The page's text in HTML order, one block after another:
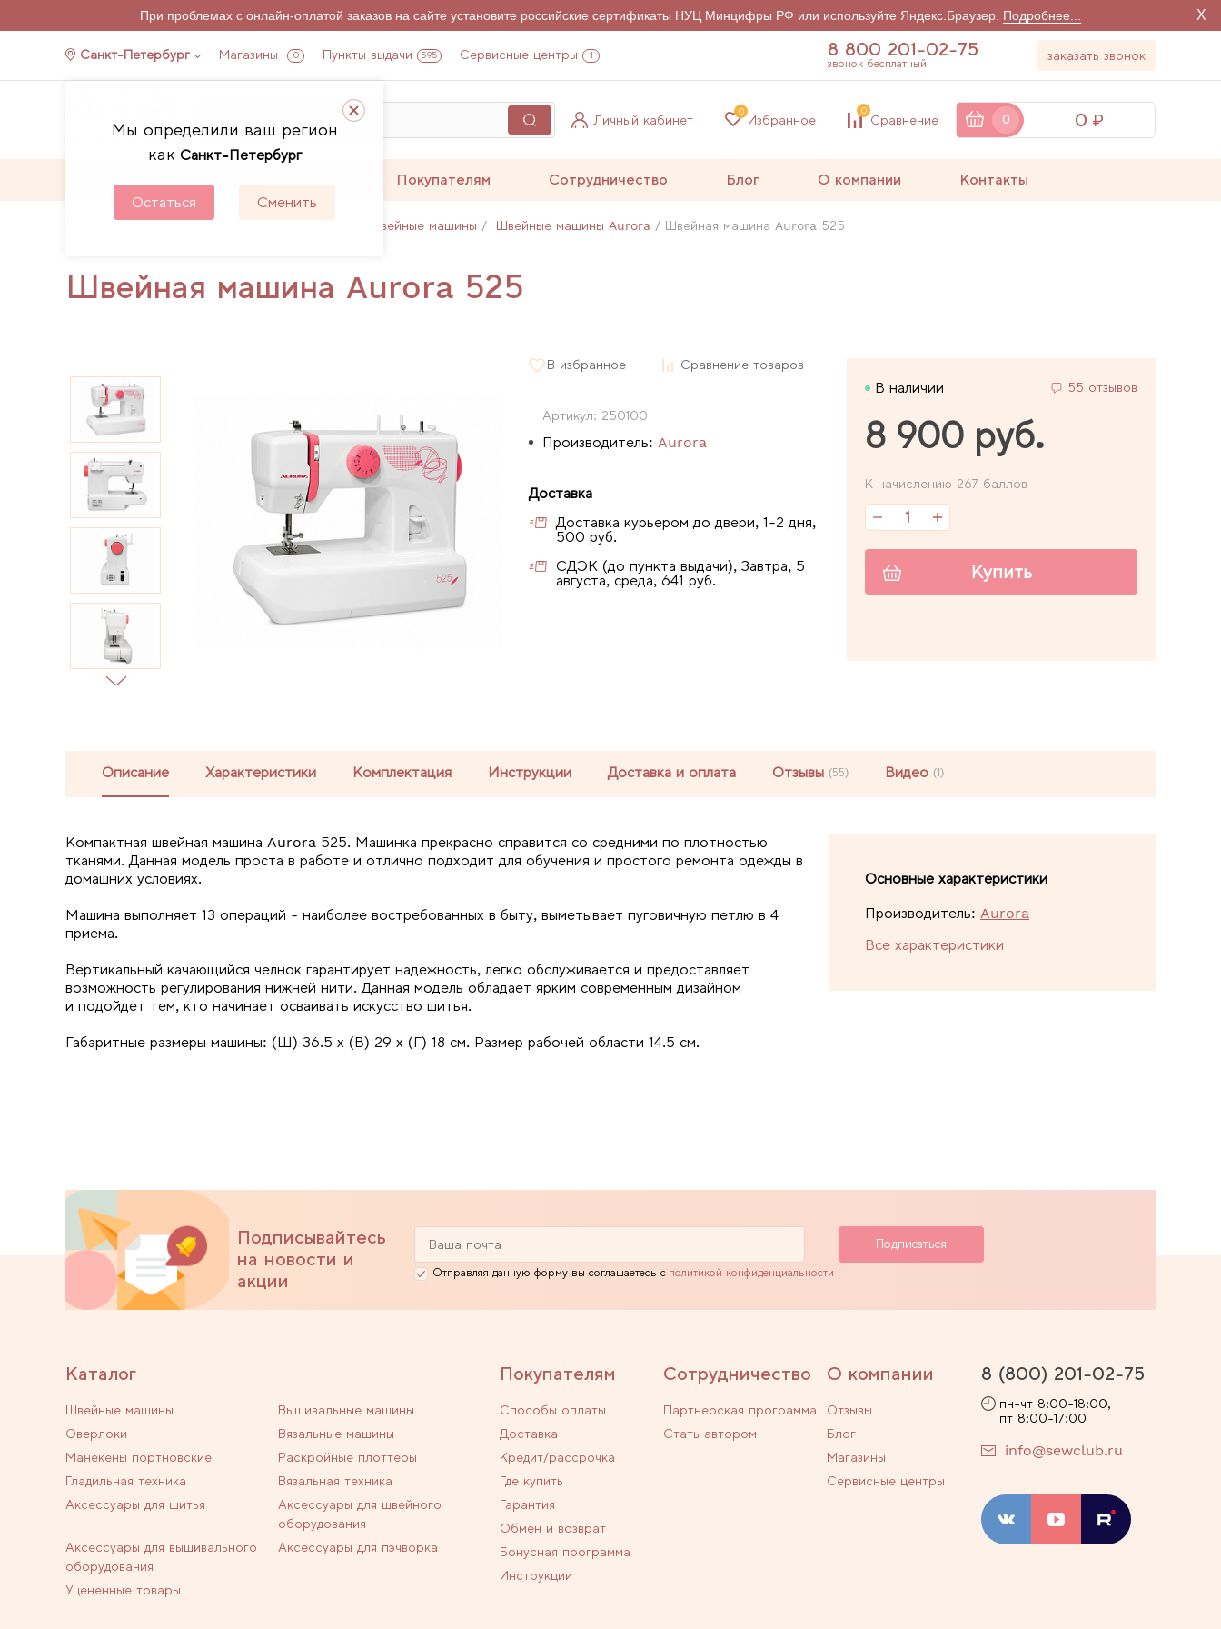
При проблемах с онлайн-оплатой заказов на сайте установите российские сертификаты НУЦ Минцифры РФ или используйте Яндекс.Браузер. Подробнее... X
Санкт-Петербург Магазины 0 Пункты выдачи 595 Сервисные центры 1
Мы определили ваш регион
как Санкт-Петербург
Остаться Сменить
8 800 201-02-75
звонок бесплатный
заказать звонок
Личный кабинет Избранное
0
Сравнение
0
0 0
Покупателям Сотрудничество Блог О компании Контакты
Каталог Швейное оборудование Швейные машины Швейные машины Aurora Швейная машина Aurora 525
Швейная машина Aurora 525
В избранное Сравнение товаров
Артикул: 250100
Производитель: Aurora
Доставка
Доставка курьером до двери, 1-2 дня,
500 руб.
СДЭК (до пункта выдачи), Завтра, 5
августа, среда, 641 руб.
В наличии 55 отзывов
8 900 руб.
К начислению 267 баллов
Купить
Описание Характеристики Комплектация Инструкции Доставка и оплата Отзывы (55) Видео (1)
Компактная швейная машина Aurora 525. Машинка прекрасно справится со средними по плотностью
тканями. Данная модель проста в работе и отлично подходит для обучения и простого ремонта одежды в
домашних условиях.
Машина выполняет 13 операций - наиболее востребованных в быту, выметывает пуговичную петлю в 4
приема.
Вертикальный качающийся челнок гарантирует надежность, легко обслуживается и предоставляет
возможность регулирования нижней нити. Данная модель обладает ярким современным дизайном
и подойдет тем, кто начинает осваивать искусство шитья.
Габаритные размеры машины: (Ш) 36.5 х (В) 29 х (Г) 18 см. Размер рабочей области 14.5 см.
Основные характеристики
Производитель: Aurora
Все характеристики
Подписывайтесь
на новости и
акции
Отправляя данную форму вы соглашаетесь с политикой конфиденциальности
Каталог
Швейные машины
Вышивальные машины
Оверлоки
Вязальные машины
Манекены портновские
Раскройные плоттеры
Гладильная техника
Вязальная техника
Аксессуары для шитья
Аксессуары для швейного
оборудования
Аксессуары для вышивального
оборудования
Аксессуары для пэчворка
Уцененные товары
Покупателям
Способы оплаты
Доставка
Кредит/рассрочка
Где купить
Гарантия
Обмен и возврат
Бонусная программа
Инструкции
Сотрудничество
Партнерская программа
Стать автором
О компании
Отзывы
Блог
Магазины
Сервисные центры
8 (800) 201-02-75
пн-чт 8:00-18:00,
пт 8:00-17:00
info@sewclub.ru